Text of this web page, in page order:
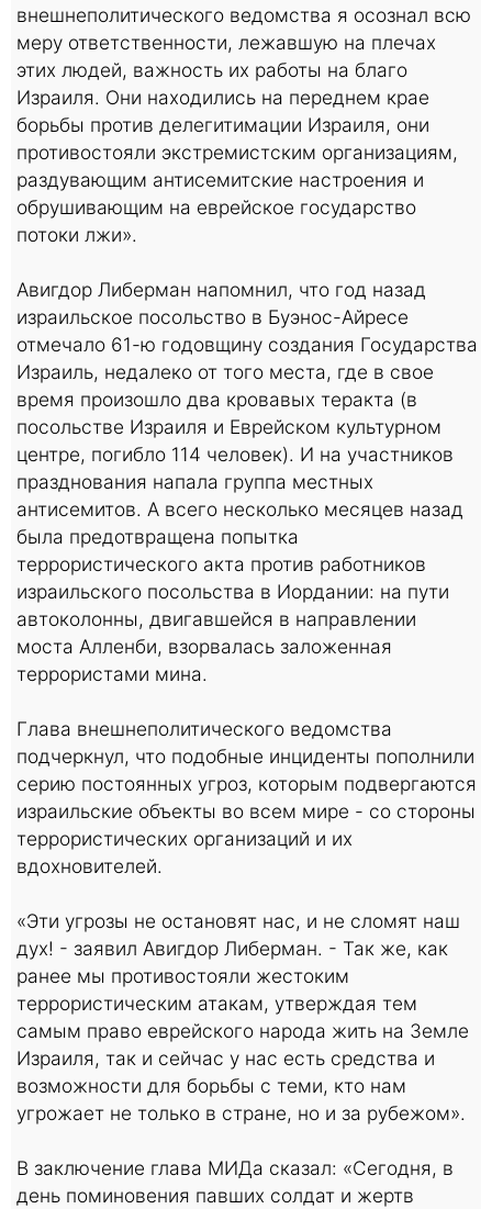
внешнеполитического ведомства я осознал всю
меру ответственности, лежавшую на плечах
этих людей, важность их работы на благо
Израиля. Они находились на переднем крае
борьбы против делегитимации Израиля, они
противостояли экстремистским организациям,
раздувающим антисемитские настроения и
обрушивающим на еврейское государство
потоки лжи».
Авигдор Либерман напомнил, что год назад
израильское посольство в Буэнос-Айресе
отмечало 61-ю годовщину создания Государства
Израиль, недалеко от того места, где в свое
время произошло два кровавых теракта (в
посольстве Израиля и Еврейском культурном
центре, погибло 114 человек). И на участников
празднования напала группа местных
антисемитов. А всего несколько месяцев назад
была предотвращена попытка
террористического акта против работников
израильского посольства в Иордании: на пути
автоколонны, двигавшейся в направлении
моста Алленби, взорвалась заложенная
террористами мина.
Глава внешнеполитического ведомства
подчеркнул, что подобные инциденты пополнили
серию постоянных угроз, которым подвергаются
израильские объекты во всем мире - со стороны
террористических организаций и их
вдохновителей.
«Эти угрозы не остановят нас, и не сломят наш
дух! - заявил Авигдор Либерман. - Так же, как
ранее мы противостояли жестоким
террористическим атакам, утверждая тем
самым право еврейского народа жить на Земле
Израиля, так и сейчас у нас есть средства и
возможности для борьбы с теми, кто нам
угрожает не только в стране, но и за рубежом».
В заключение глава МИДа сказал: «Сегодня, в
день поминовения павших солдат и жертв